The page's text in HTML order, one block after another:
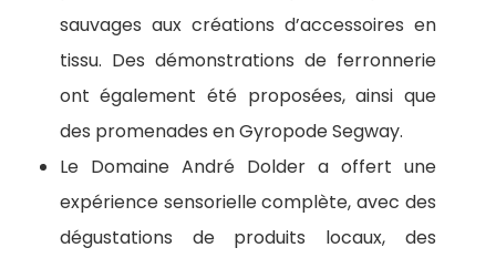
sauvages aux créations d’accessoires en
tissu. Des démonstrations de ferronnerie
ont également été proposées, ainsi que
des promenades en Gyropode Segway.
Le Domaine André Dolder a offert une
expérience sensorielle complète, avec des
dégustations de produits locaux, des